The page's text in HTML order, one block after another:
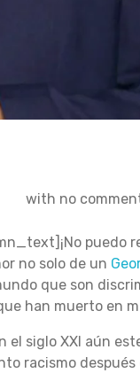
with no
puedo
no solo de un
que son
han muerto en
el siglo XXI aún
racismo